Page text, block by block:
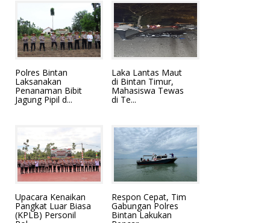
Polres Bintan
Laksanakan
Penanaman Bibit
Jagung Pipil d...
Laka Lantas Maut
di Bintan Timur,
Mahasiswa Tewas
di Te...
Upacara Kenaikan
Pangkat Luar Biasa
(KPLB) Personil
Respon Cepat, Tim
Gabungan Polres
Bintan Lakukan